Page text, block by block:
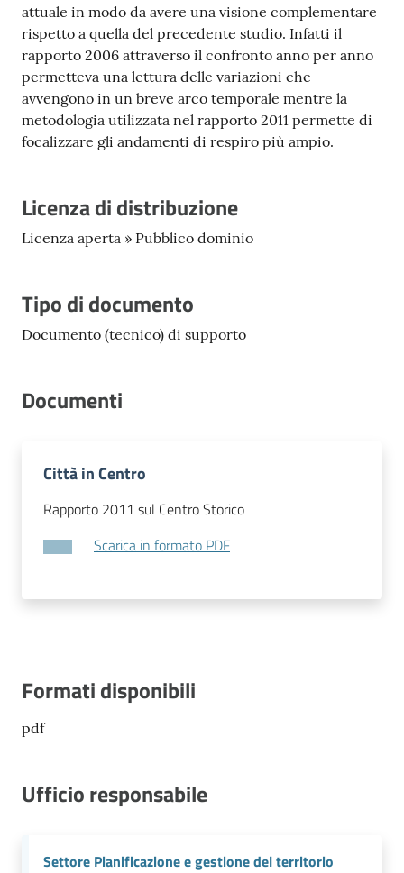
attuale in modo da avere una visione complementare
rispetto a quella del precedente studio. Infatti il
rapporto 2006 attraverso il confronto anno per anno
permetteva una lettura delle variazioni che
avvengono in un breve arco temporale mentre la
metodologia utilizzata nel rapporto 2011 permette di
focalizzare gli andamenti di respiro più ampio.
Licenza di distribuzione
Licenza aperta » Pubblico dominio
Tipo di documento
Documento (tecnico) di supporto
Documenti
Città in Centro
Rapporto 2011 sul Centro Storico
Scarica in formato PDF
Formati disponibili
pdf
Ufficio responsabile
Settore Pianificazione e gestione del territorio